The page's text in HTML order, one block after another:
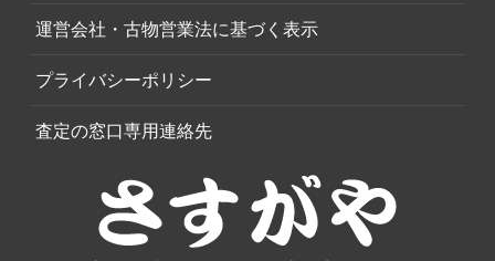
運営会社・古物営業法に基づく表示
プライバシーポリシー
査定の窓口専用連絡先